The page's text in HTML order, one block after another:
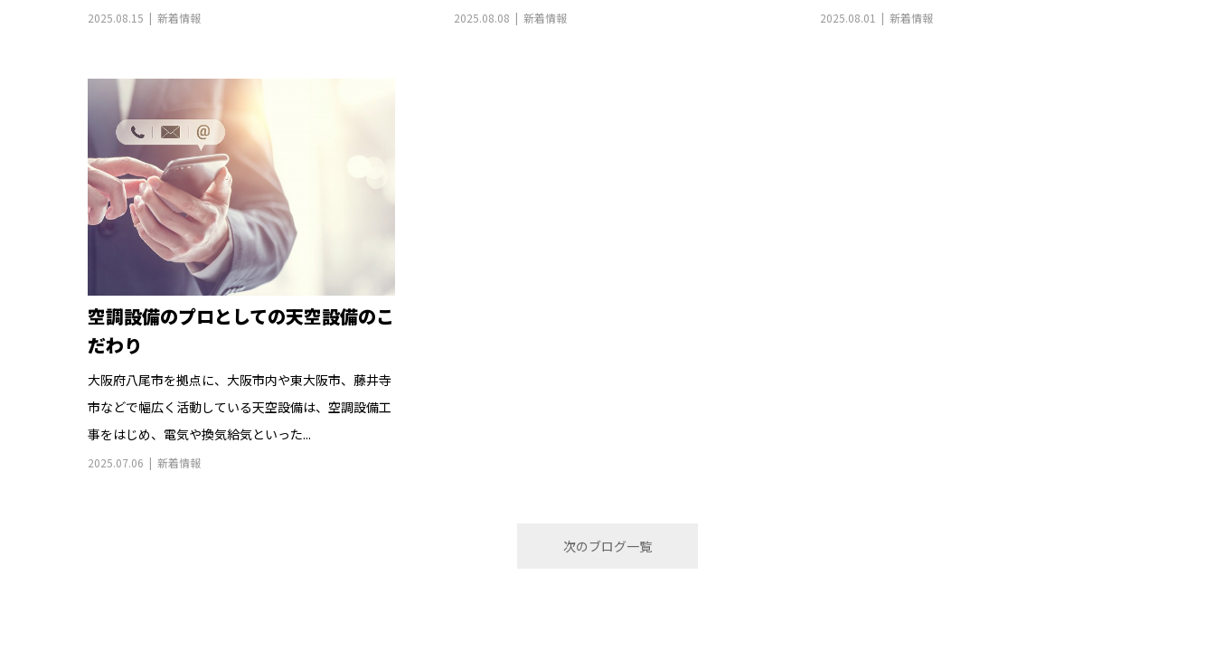
2025.08.15 新着情報 2025.08.08 新着情報 2025.08.01 新着情報
空調設備のプロとしての天空設備のこ
だわり
大阪府八尾市を拠点に、大阪市内や東大阪市、藤井寺
市などで幅広く活動している天空設備は、空調設備工
事をはじめ、電気や換気給気といった...
2025.07.06 新着情報
次のブログ一覧